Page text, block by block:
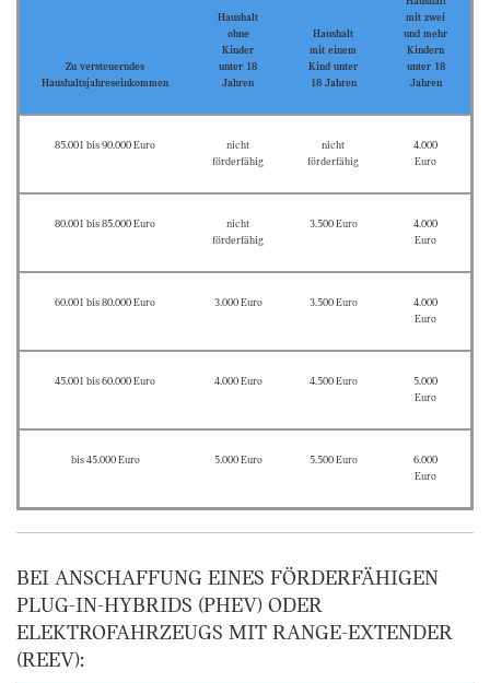
Zu versteuerndes
Haushaltsjahreseinkommen
Haushalt
ohne
Kinder
unter 18
Jahren
Haushalt
mit einem
Kind unter
18 Jahren
mit zwei
und mehr
Kindern
unter 18
Jahren
85.001 bis 90.000 Euro
nicht
förderfähig
nicht
förderfähig
4.000
Euro
80.001 bis 85.000 Euro
nicht
förderfähig
3.500 Euro
4.000
Euro
60.001 bis 80.000 Euro 3.000 Euro 3.500 Euro
4.000
Euro
45.001 bis 60.000 Euro 4.000 Euro 4.500 Euro
5.000
Euro
bis 45.000 Euro 5.000 Euro 5.500 Euro
6.000
Euro
BEI ANSCHAFFUNG EINES FÖRDERFÄHIGEN
PLUG-IN-HYBRIDS (PHEV) ODER
ELEKTROFAHRZEUGS MIT RANGE-EXTENDER
(REEV):